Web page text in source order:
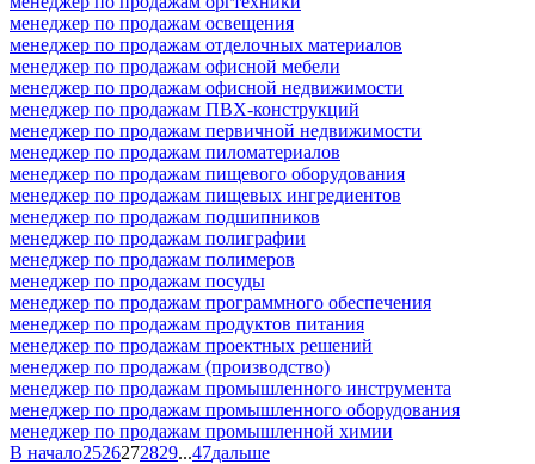
менеджер по продажам освещения
менеджер по продажам отделочных материалов
менеджер по продажам офисной мебели
менеджер по продажам офисной недвижимости
менеджер по продажам ПВХ-конструкций
менеджер по продажам первичной недвижимости
менеджер по продажам пиломатериалов
менеджер по продажам пищевого оборудования
менеджер по продажам пищевых ингредиентов
менеджер по продажам подшипников
менеджер по продажам полиграфии
менеджер по продажам полимеров
менеджер по продажам посуды
менеджер по продажам программного обеспечения
менеджер по продажам продуктов питания
менеджер по продажам проектных решений
менеджер по продажам (производство)
менеджер по продажам промышленного инструмента
менеджер по продажам промышленного оборудования
менеджер по продажам промышленной химии
В начало2526272829...47дальше